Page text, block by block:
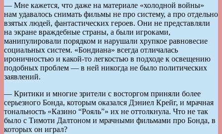
— Мне кажется, что даже на материале «холодной войны»
нам удавалось снимать фильмы не про систему, а про отдельно
взятых людей, фантастических героев. Они не представляли
на экране враждебные страны, а были игроками,
манипулировали порядком и нарушали хрупкое равновесие
социальных систем. «Бондиана» всегда отличалась
ироничностью и какой-то легкостью в подходе к освещению
подобных проблем — в ней никогда не было политических
заявлений.
— Критики и многие зрители с восторгом приняли более
серьезного Бонда, которым оказался Дэниел Крейг, и мрачная
тональность «Казино “Рояль”» их не оттолкнула. Что не так
было с Тимоти Далтоном и мрачными фильмами про Бонда, в
которых он играл?